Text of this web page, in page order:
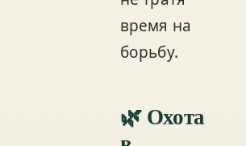
время на
борьбу.
🌿 Охота